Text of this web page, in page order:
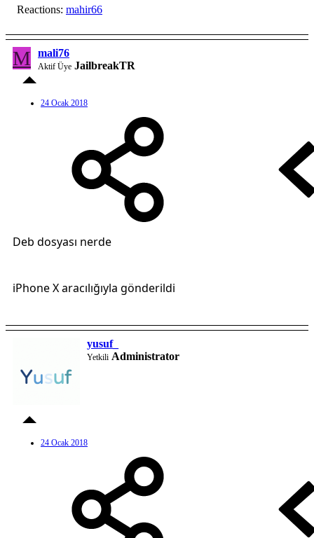
Reactions: mahir66
M mali76
Aktif Üye JailbreakTR
24 Ocak 2018
Deb dosyası nerde
iPhone X aracılığıyla gönderildi
yusuf_
Yetkili Administrator
24 Ocak 2018